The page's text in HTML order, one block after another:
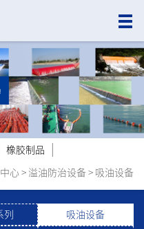
橡胶制品
心 > 溢油防治设备 > 吸油设备
列 吸油设备